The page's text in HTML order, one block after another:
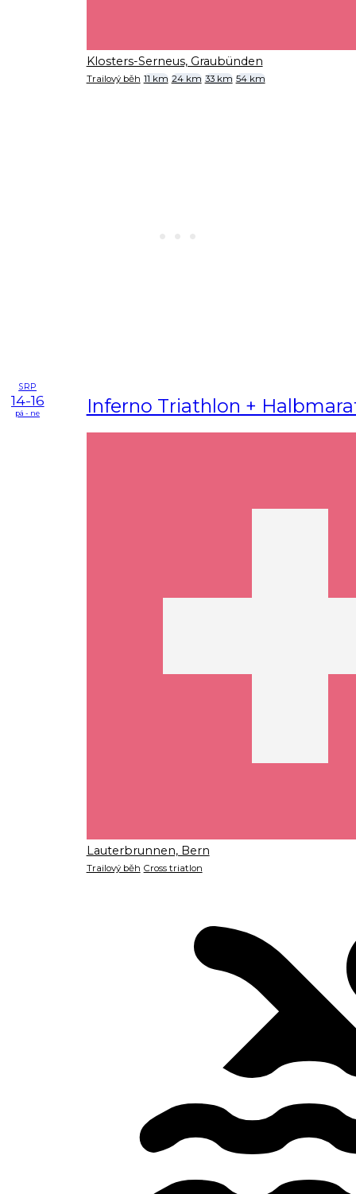
Klosters-Serneus, Graubünden
Trailový běh 11 km 24 km 33 km 54 km
SRP
14-16
pá - ne Inferno Triathlon +
Lauterbrunnen, Bern
Trailový běh Cross triatlon